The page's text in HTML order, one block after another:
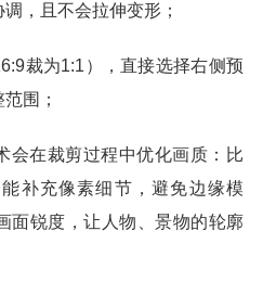
，且不会拉伸变形；
裁为1:1），直接选择右侧预
围；
会在裁剪过程中优化画质：比
补充像素细节，避免边缘模
面锐度，让人物、景物的轮廓